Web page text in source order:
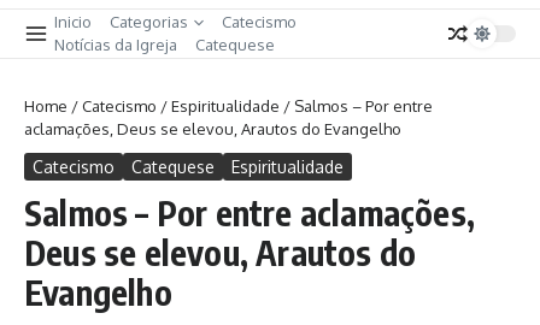
Inicio Categorias
Catecismo
Notícias da Igreja
Catequese
Home /Catecismo /Espiritualidade / Salmos – Por entre
aclamações, Deus se elevou, Arautos do Evangelho
Catecismo Catequese Espiritualidade
Salmos – Por entre aclamações,
Deus se elevou, Arautos do
Evangelho